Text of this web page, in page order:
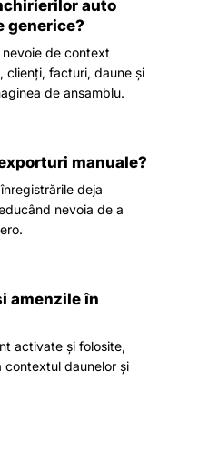
auto
generice?
nevoie de context
clienți, facturi, daune și
de ansamblu.
manuale?
deja
nevoia de a
amenzile în
activate și folosite,
contextul daunelor și